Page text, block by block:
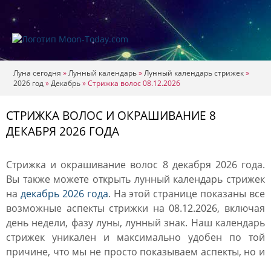
Луна сегодня »Лунный календарь»Лунный календарь стрижек»
2026 год»Декабрь»Стрижка волос 08.12.2026
СТРИЖКА ВОЛОС И ОКРАШИВАНИЕ 8
ДЕКАБРЯ 2026 ГОДА
Стрижка и окрашивание волос 8 декабря 2026 года.
Вы также можете открыть лунный календарь стрижек
на декабрь 2026 года. На этой странице показаны все
возможные аспекты стрижки на 08.12.2026, включая
день недели, фазу луны, лунный знак. Наш календарь
стрижек уникален и максимально удобен по той
причине, что мы не просто показываем аспекты, но и